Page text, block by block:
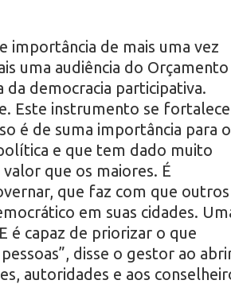
importância de mais uma vez
uma audiência do Orçamento
da democracia participativa.
Este instrumento se
é de suma importância para o
e que tem dado muito
que os maiores. É
que faz com que outros
em suas cidades.
é capaz de priorizar o que
disse o gestor ao
autoridades e aos